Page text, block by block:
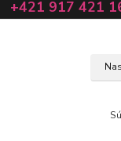
+421 917 421
(Po-Pia, 10 -17 hod.)